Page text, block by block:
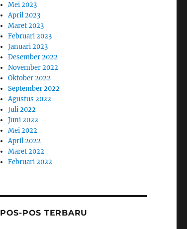
Mei 2023
April 2023
Maret 2023
Februari 2023
Januari 2023
Desember 2022
November 2022
Oktober 2022
September 2022
Agustus 2022
Juli 2022
Juni 2022
Mei 2022
April 2022
Maret 2022
Februari 2022
POS-POS TERBARU